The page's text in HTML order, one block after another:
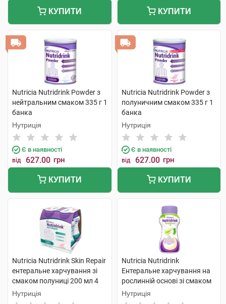
КУПИТИ КУПИТИ
Nutricia Nutridrink Powder з
нейтральним смаком 335 г 1
банка
Нутриція
Є в наявності
від 627.00 грн
КУПИТИ
Nutricia Nutridrink Powder з
полуничним смаком 335 г 1
банка
Нутриція
Є в наявності
від 627.00 грн
КУПИТИ
Nutricia Nutridrink Skin Repair
ентеральне харчування зі
смаком полуниці 200 мл 4
пляшки
Нутриція
Nutricia Nutridrink
Ентеральне харчування на
рослинній основі зі смаком
манго-маракуйя 200 мл 4 шт
Нутриція